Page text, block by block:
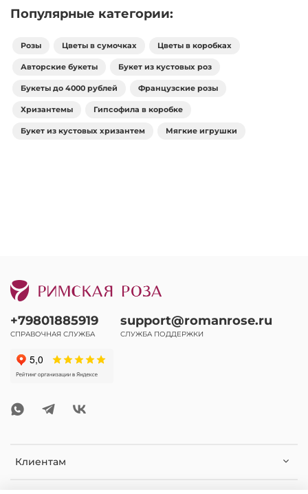
Популярные категории:
Розы Цветы в сумочках Цветы в коробках
Авторские букеты Букет из кустовых роз
Букеты до 4000 рублей Французские розы
Хризантемы Гипсофила в коробке
Букет из кустовых хризантем Мягкие игрушки
Клиентам
+79801885919
СПРАВОЧНАЯ СЛУЖБА
support@romanrose.ru
СЛУЖБА ПОДДЕРЖКИ